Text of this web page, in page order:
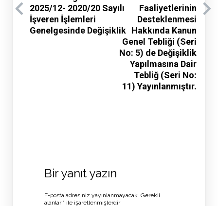
2025/12- 2020/20 Sayılı
İşveren İşlemleri
Genelgesinde Değişiklik
Faaliyetlerinin
Desteklenmesi
Hakkında Kanun
Genel Tebliği (Seri
No: 5) de Değişiklik
Yapılmasına Dair
Tebliğ (Seri No:
11) Yayınlanmıştır.
Bir yanıt yazın
E-posta adresiniz yayınlanmayacak. Gerekli
alanlar * ile işaretlenmişlerdir